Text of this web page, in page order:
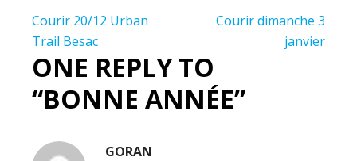
Navigation
de
l’article
Courir 20/12 Urban
Trail Besac
Courir dimanche 3
janvier
ONE REPLY TO
“BONNE ANNÉE”
GORAN